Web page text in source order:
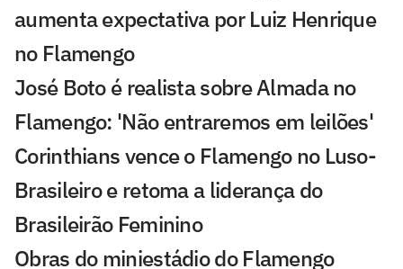
aumenta expectativa por Luiz Henrique
no Flamengo
José Boto é realista sobre Almada no
Flamengo: 'Não entraremos em leilões'
Corinthians vence o Flamengo no Luso-
Brasileiro e retoma a liderança do
Brasileirão Feminino
Obras do miniestádio do Flamengo